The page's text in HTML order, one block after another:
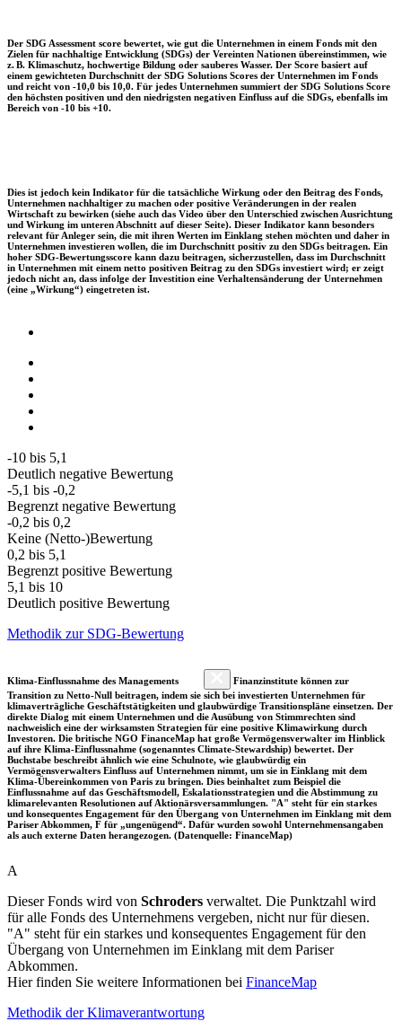
Der SDG Assessment score bewertet, wie gut die Unternehmen in einem Fonds mit den
Zielen für nachhaltige Entwicklung (SDGs) der Vereinten Nationen übereinstimmen, wie
z. B. Klimaschutz, hochwertige Bildung oder sauberes Wasser. Der Score basiert auf
einem gewichteten Durchschnitt der SDG Solutions Scores der Unternehmen im Fonds
und reicht von -10,0 bis 10,0. Für jedes Unternehmen summiert der SDG Solutions Score
den höchsten positiven und den niedrigsten negativen Einfluss auf die SDGs, ebenfalls im
Bereich von -10 bis +10.
Dies ist jedoch kein Indikator für die tatsächliche Wirkung oder den Beitrag des Fonds,
Unternehmen nachhaltiger zu machen oder positive Veränderungen in der realen
Wirtschaft zu bewirken (siehe auch das Video über den Unterschied zwischen Ausrichtung
und Wirkung im unteren Abschnitt auf dieser Seite). Dieser Indikator kann besonders
relevant für Anleger sein, die mit ihren Werten im Einklang stehen möchten und daher in
Unternehmen investieren wollen, die im Durchschnitt positiv zu den SDGs beitragen. Ein
hoher SDG-Bewertungsscore kann dazu beitragen, sicherzustellen, dass im Durchschnitt
in Unternehmen mit einem netto positiven Beitrag zu den SDGs investiert wird; er zeigt
jedoch nicht an, dass infolge der Investition eine Verhaltensänderung der Unternehmen
(eine „Wirkung“) eingetreten ist.
-10 bis 5,1
Deutlich negative Bewertung
-5,1 bis -0,2
Begrenzt negative Bewertung
-0,2 bis 0,2
Keine (Netto-)Bewertung
0,2 bis 5,1
Begrenzt positive Bewertung
5,1 bis 10
Deutlich positive Bewertung
Methodik zur SDG-Bewertung
Klima-Einflussnahme des Managements
Finanzinstitute können zur
Transition zu Netto-Null beitragen, indem sie sich bei investierten Unternehmen für
klimaverträgliche Geschäftstätigkeiten und glaubwürdige Transitionspläne einsetzen. Der
direkte Dialog mit einem Unternehmen und die Ausübung von Stimmrechten sind
nachweislich eine der wirksamsten Strategien für eine positive Klimawirkung durch
Investoren. Die britische NGO FinanceMap hat große Vermögensverwalter im Hinblick
auf ihre Klima-Einflussnahme (sogenanntes Climate-Stewardship) bewertet. Der
Buchstabe beschreibt ähnlich wie eine Schulnote, wie glaubwürdig ein
Vermögensverwalters Einfluss auf Unternehmen nimmt, um sie in Einklang mit dem
Klima-Übereinkommen von Paris zu bringen. Dies beinhaltet zum Beispiel die
Einflussnahme auf das Geschäftsmodell, Eskalationsstrategien und die Abstimmung zu
klimarelevanten Resolutionen auf Aktionärsversammlungen. "A" steht für ein starkes
und konsequentes Engagement für den Übergang von Unternehmen im Einklang mit dem
Pariser Abkommen, F für „ungenügend“. Dafür wurden sowohl Unternehmensangaben
als auch externe Daten herangezogen. (Datenquelle: FinanceMap)
A
Dieser Fonds wird von Schroders verwaltet. Die Punktzahl wird
für alle Fonds des Unternehmens vergeben, nicht nur für diesen.
"A" steht für ein starkes und konsequentes Engagement für den
Übergang von Unternehmen im Einklang mit dem Pariser
Abkommen.
Hier finden Sie weitere Informationen bei FinanceMap
Methodik der Klimaverantwortung